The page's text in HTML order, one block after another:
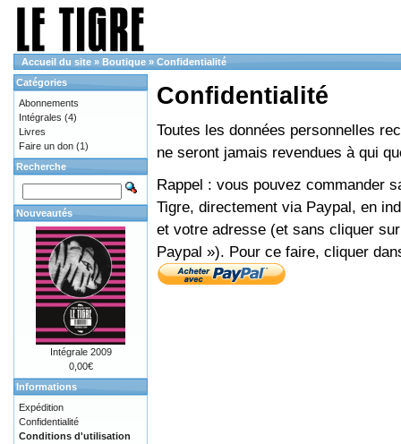
Accueil du site » Boutique » Confidentialité
Confidentialité
Toutes les données personnelles
ne seront jamais revendues à qui
Rappel : vous pouvez commander
Tigre, directement via Paypal, en
et votre adresse (et sans cliquer
Paypal »). Pour ce faire, cliquer
Catégories
Abonnements
Intégrales (4)
Livres
Faire un don (1)
Recherche
Nouveautés
Intégrale 2009
0,00€
Informations
Expédition
Confidentialité
Conditions d'utilisation